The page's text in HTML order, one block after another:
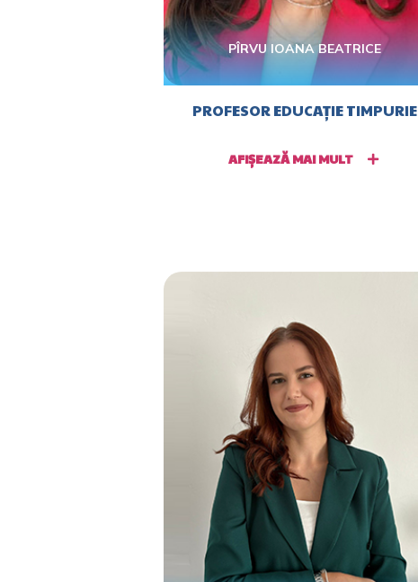
PÎRVU IOANA BEATRICE
PROFESOR EDUCAȚIE TIMPURIE
AFIȘEAZĂ MAI MULT